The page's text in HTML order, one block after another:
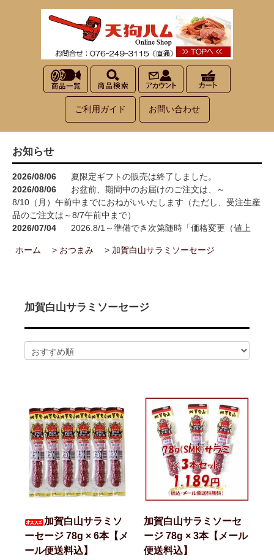
ご利用ガイド お問い合わせ
お知らせ
2026/08/06
夏限定ギフトの販売は終了しました。
2026/08/06
お盆前、期間中のお届けのご注文は、～
8/10（月）午前中までにおねがいいたします（ただし、受注生産
品のご注文は～8/7午前中まで）
2026/07/04
2026.8/1～準備でき次第随時「価格変更（値上
2026/05/15
お買い物が楽しくなる！100円お買い上げごとに1
2025/08/29
「卸販売」を開始いたしました！まずはお問合せ
2025/07/14
お届け先1か所に付き10,800円（税込）以上ご購
入で送料無料(^^)/（ただし例外（冷凍商品を同梱された場合な
ど）もございます）
3％OFF商品を増やしました(^^)/
2025/01/05
「お肉」のご注文は「お急ぎ便」「当日出荷」の
対象外です。詳しくは各ページの「商品説明」欄をご確認くださ
2025/01/05
【ご注意】配送をお急ぎの方は、日付指定をせず
に、備考欄にその旨をご記入ください。品物が準備出来次第、発
送させていただきます。
2025/01/05
「地域から元気に！！」天狗ハムでは【金沢市】
ホーム > おつまみ > 加賀白山サラミソーセージ
加賀白山サラミソーセージ
加賀白山サラミソ
ーセージ 78g × 6本【メ
ール便送料込】
加賀白山サラミソーセ
ージ 78g × 3本【メール
便送料込】